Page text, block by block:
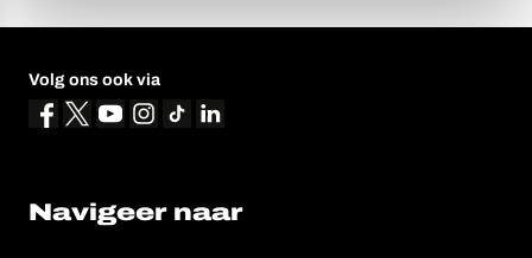
Volg ons ook via
Navigeer naar